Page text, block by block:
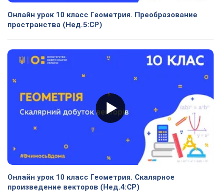
Онлайн урок 10 класс Геометрия. Преобразование
пространства (Нед.5:СР)
Онлайн урок 10 класс Геометрия. Скалярное
произведение векторов (Нед.4:СР)